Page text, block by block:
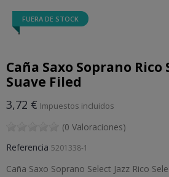
FUERA DE STOCK
Caña Saxo Soprano Rico
Suave Filed
3,72 € Impuestos incluidos
(0 Valoraciones)
Referencia 5201338-1
Caña Saxo Soprano Select Jazz Rico